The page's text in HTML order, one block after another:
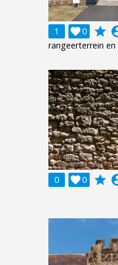
1 0
 grade
rangeerterrein
0 0
 grade